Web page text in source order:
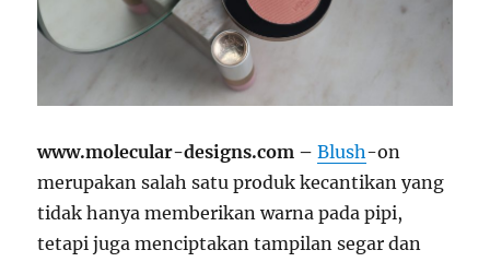
www.molecular-designs.com –Blush-on
merupakan salah satu produk kecantikan yang
tidak hanya memberikan warna pada pipi,
tetapi juga menciptakan tampilan segar dan